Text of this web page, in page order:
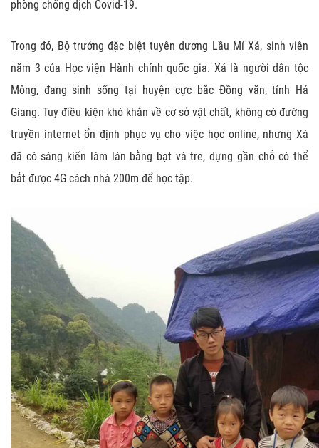
phòng chống dịch Covid-19.
Trong đó, Bộ trưởng đặc biệt tuyên dương Lầu Mí Xá, sinh viên
năm 3 của Học viện Hành chính quốc gia. Xá là người dân tộc
Mông, đang sinh sống tại huyện cực bắc Đồng văn, tỉnh Hả
Giang. Tuy điều kiện khó khắn về cơ sở vật chất, không có đường
truyền internet ổn định phục vụ cho việc học online, nhưng Xá
đã có sáng kiến làm lán bằng bạt và tre, dựng gần chỗ có thể
bắt được 4G cách nhà 200m để học tập.